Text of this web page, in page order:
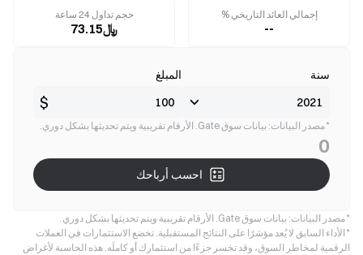
إجمالي العائد التاريخي %
--
حجم تداول 24 ساعة
﷼73.15
سنة المبلغ
$
* مصدر البيانات: بيانات سوق Gate. الأرقام تقريبية ويتم تحديثها بشكل دوري.
0
احسب أرباحك
* مصدر البيانات: بيانات سوق Gate. الأرقام تقريبية ويتم تحديثها بشكل دوري.
* الأداء السابق لا يُعد مؤشرًا على النتائج المستقبلية. تخضع الاستثمارات في العملات
الرقمية لمخاطر السوق، وقد تخسر جزءًا من استثمارك أو كاملَه. هذه الحاسبة لأغراض